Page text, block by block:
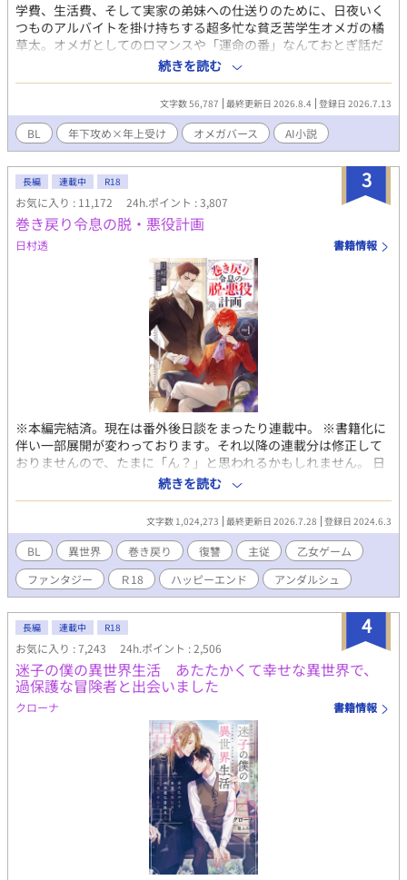
学費、生活費、そして実家の弟妹への仕送りのために、日夜いく
つものアルバイトを掛け持ちする超多忙な貧乏苦学生オメガの橘
草太。オメガとしてのロマンスや「運命の番」なんておとぎ話だ
と切り捨て、日々の生存に必死な彼の通う大学に、ある日驚天動
地の噂が駆け巡る。 それは、アメリカの有名大学を飛び級しまく
り、12歳にして大学の特任研究生として招かれた天才少年がやっ
てくるというものだった。 キャンパスに現れたのは、クォーター
で金髪青目、まるで生きているお人形のように美しく、しかし身
長153センチとちんまりした少年、光瀬川 アレクサンダー レオ。
大人の教授たちを相手に生意気に指図するレオだったが、草太を
見た瞬間に「運命の番」だと確信し、感情を昂らせて猛烈なプロ
ポーズを敢行する。 しかし、毎日の過労と安物の抑制剤のせいで
感覚がバカになっている草太は、アルファであるレオのフェロモ
ンを完全にスルー。「一生懸命背伸びしてプロポーズごっこをし
ている可愛い子供」と完全に勘違いし、みかんジュースを握らせ
て頭をよしよしと撫でまわしてしまう。 子供扱いされて耳まで真
っ赤にして悔しがるレオと、別世界のお坊ちゃまの戯れ言だと全
く相手にしない草太。あまりにも噛み合わない二人の「運命」
が、ここから動き出す——。 ■ キャラクター紹介 橘 草太（たち
ばな そうた） / 20歳 オメガ 身長173cm。すっきりとした長身だ
が、働きすぎで少し細身。 両親はベータで、突然変異のようにオ
メガとして生まれた。実家が貧しいため、奨学金、自身の生活
費、弟妹への仕送りのためにスケジュールアプリがカラフルに埋
まるほどバイトを掛け持ちしている。病院の抑制剤を買う余裕が
なく、市販の安物で誤魔化しているため感覚が鈍い。 素朴で親し
みやすく、健気で面倒見がいいお兄ちゃん気質。経済的な余裕の
なさから、恋愛や運命に対しては非常に現実的（冷めている）。
光瀬川 アレクサンダー レオ（みつせがわ あれくさんだー れお） /
12歳 アルファ 身長153cm。金髪青目のクォーターで、天使やお
団」の御曹司。アメリカの大学を飛び級し、日本の大学へ「特任
研究生（教授補佐）」としてやってきた超天才児。 基本は大人び
ていて冷徹、傲慢なまでの自信家。しかし草太の前では、子供扱
いされてムキになったり、独占欲や嫉妬でヤキキモキしたりと、
年相応の可愛らしい一面（と、将来の大物スパダリの片鱗）を見
せる。
続きを読む
文字数 56,787 最終更新日 2026.8.4 登録日 2026.7.13
BL 年下攻め×年上受け オメガバース AI小説
3
長編 連載中 R18
お気に入り : 11,172 24h.ポイント : 3,807
巻き戻り令息の脱・悪役計画
日村透 書籍情報
※本編完結済。現在は番外後日談をまったり連載中。 ※書籍化に
伴い一部展開が変わっております。それ以降の連載分は修正して
おりませんので、たまに「ん？」と思われるかもしれません。 日
本人男性だった『俺』は、目覚めたら赤い髪の美少年になってい
た。 記憶を辿り、どうやらこれは乙女ゲームのキャラクターの子
供時代だと気付く。 それも、自分が仕事で製作に関わっていたゲ
ームの、個人的な不憫ランキングナンバー１に輝いていた悪役令
息オルフェオ・ロッソだ。 しかしこの悪役、本当に悪だったの
か？ なんか違わない？ 巻き戻って明らかになる真実に『俺』
は激怒する。 表に出なかった裏設定の記憶を駆使し、ヒロインと
元凶から何もかもを奪うべく、生まれ変わったオルフェオの脱・
悪役計画が始まった。
続きを読む
文字数 1,024,273 最終更新日 2026.7.28 登録日 2024.6.3
BL 異世界 巻き戻り 復讐 主従
乙女ゲーム
ファンタジー
Ｒ18 ハッピーエンド アンダルシュ
4
長編 連載中 R18
お気に入り : 7,243 24h.ポイント : 2,506
迷子の僕の異世界生活 あたたかくて幸せな異世界で、
過保護な冒険者と出会いました
クローナ 書籍情報